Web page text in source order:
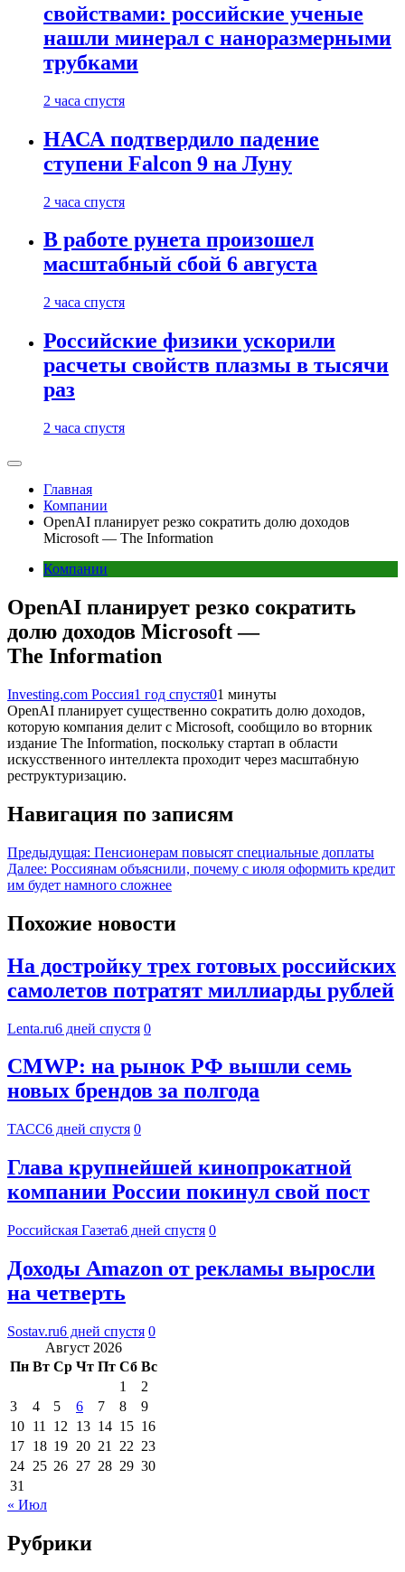
свойствами: российские ученые
нашли минерал с наноразмерными
трубками
2 часа спустя
НАСА подтвердило падение
ступени Falcon 9 на Луну
2 часа спустя
В работе рунета произошел
масштабный сбой 6 августа
2 часа спустя
Российские физики ускорили
расчеты свойств плазмы в тысячи
раз
2 часа спустя
Главная
Компании
OpenAI планирует резко сократить долю доходов
Microsoft — The Information
Компании
OpenAI планирует резко сократить
долю доходов Microsoft —
The Information
Investing.com Россия1 год спустя01 минуты
OpenAI планирует существенно сократить долю доходов,
которую компания делит с Microsoft, сообщило во вторник
издание The Information, поскольку стартап в области
искусственного интеллекта проходит через масштабную
реструктуризацию.
Навигация по записям
Предыдущая: Пенсионерам повысят специальные доплаты
Далее: Россиянам объяснили, почему с июля оформить кредит
им будет намного сложнее
Похожие новости
На достройку трех готовых российских
самолетов потратят миллиарды рублей
Lenta.ru6 дней спустя 0
CMWP: на рынок РФ вышли семь
новых брендов за полгода
ТАСС6 дней спустя 0
Глава крупнейшей кинопрокатной
компании России покинул свой пост
Российская Газета6 дней спустя 0
Доходы Amazon от рекламы выросли
на четверть
Sostav.ru6 дней спустя 0
Август 2026
Пн Вт Ср Чт Пт Сб Вс
1
2
3
4 5 6 7 8
9
10 11 12 13 14 15 16
17 18 19 20 21 22 23
24 25 26 27 28 29 30
31
« Июл
Рубрики